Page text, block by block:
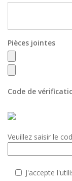
Pièces jointes
Code de
Veuillez saisir le
J'accepte